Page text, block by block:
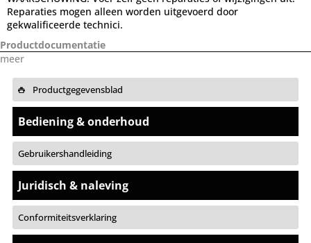
Reparaties mogen alleen worden uitgevoerd door
gekwalificeerde technici.
Productdocumentatie
meer
Productgegevensblad
Bediening & onderhoud
Gebruikershandleiding
Juridisch & naleving
Conformiteitsverklaring